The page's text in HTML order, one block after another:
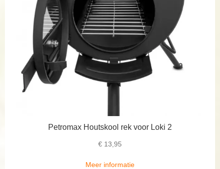
Petromax Houtskool rek voor Loki 2
€ 13,95
Meer informatie